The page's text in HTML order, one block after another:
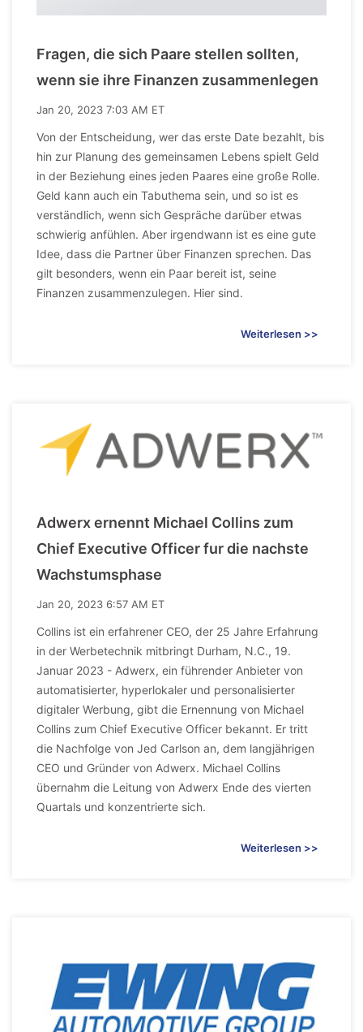
Fragen, die sich Paare stellen sollten,
wenn sie ihre Finanzen zusammenlegen
Jan 20, 2023 7:03 AM ET
Von der Entscheidung, wer das erste Date bezahlt, bis
hin zur Planung des gemeinsamen Lebens spielt Geld
in der Beziehung eines jeden Paares eine große Rolle.
Geld kann auch ein Tabuthema sein, und so ist es
verständlich, wenn sich Gespräche darüber etwas
schwierig anfühlen. Aber irgendwann ist es eine gute
Idee, dass die Partner über Finanzen sprechen. Das
gilt besonders, wenn ein Paar bereit ist, seine
Finanzen zusammenzulegen. Hier sind.
Weiterlesen >>
Adwerx ernennt Michael Collins zum
Chief Executive Officer fur die nachste
Wachstumsphase
Jan 20, 2023 6:57 AM ET
Collins ist ein erfahrener CEO, der 25 Jahre Erfahrung
in der Werbetechnik mitbringt Durham, N.C., 19.
Januar 2023 - Adwerx, ein führender Anbieter von
automatisierter, hyperlokaler und personalisierter
digitaler Werbung, gibt die Ernennung von Michael
Collins zum Chief Executive Officer bekannt. Er tritt
die Nachfolge von Jed Carlson an, dem langjährigen
CEO und Gründer von Adwerx. Michael Collins
übernahm die Leitung von Adwerx Ende des vierten
Quartals und konzentrierte sich.
Weiterlesen >>